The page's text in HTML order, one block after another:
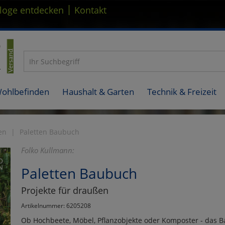
entdecken | Kontakt
Haushalt & Garten Technik & Freizeit
Paletten Baubuch
Folko Kullmann:
Paletten Baubuch
Projekte für draußen
Artikelnummer: 6205208
Ob Hochbeete, Möbel, Pflanzobjekte oder Komposter - das